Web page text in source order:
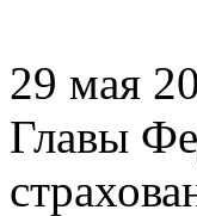
29 мая
Главы